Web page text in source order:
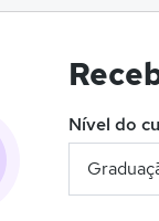
Nível do